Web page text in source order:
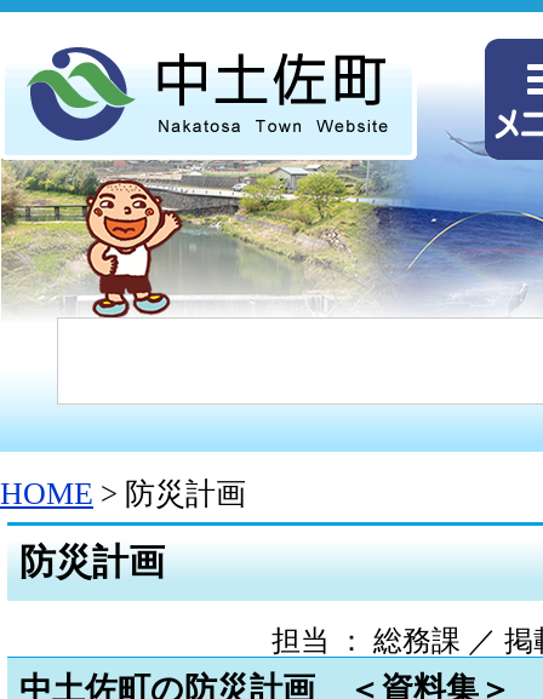
HOME > 防災計画
防災計画
担当 ： 総務課 ／ 掲
中土佐町の防災計画 ＜資料集＞